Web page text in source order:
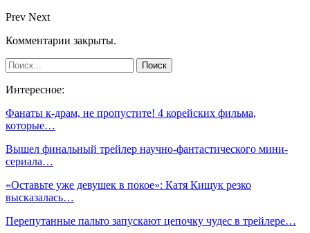
Prev Next
Комментарии закрыты.
Интересное:
Фанаты к-драм, не пропустите! 4 корейских фильма,
которые…
Вышел финальный трейлер научно-фантастического мини-
сериала…
«Оставьте уже девушек в покое»: Катя Кищук резко
высказалась…
Перепутанные пальто запускают цепочку чудес в трейлере…